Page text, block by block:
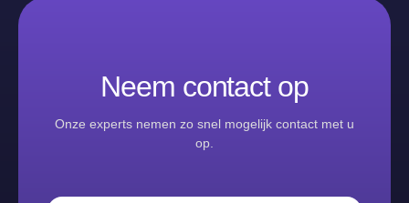
Neem contact op
Onze experts nemen zo snel mogelijk contact met u
op.